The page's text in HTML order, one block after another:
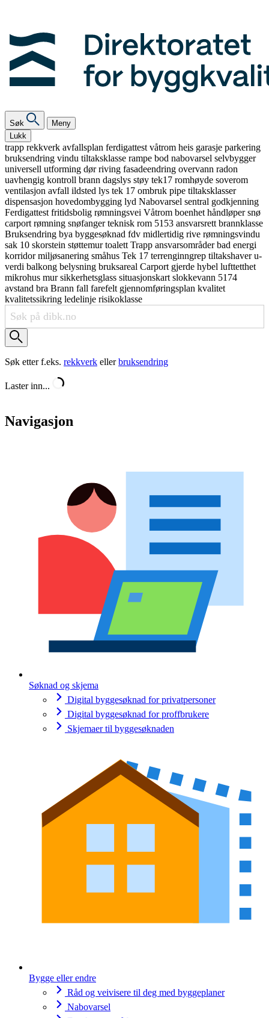
Søk
Meny
Lukk
trapp rekkverk avfallsplan ferdigattest våtrom heis garasje parkering
bruksendring vindu tiltaksklasse rampe bod nabovarsel selvbygger
universell utforming dørriving fasadeendring overvann radon
uavhengig kontroll brann dagslys støy tek17 romhøyde soverom
ventilasjon avfall ildsted lys tek 17 ombruk pipe tiltaksklasser
dispensasjon hovedombygging lyd Nabovarsel sentral godkjenning
Ferdigattest fritidsbolig rømningsvei Våtrom boenhet håndløpersnø
carport rømning snøfangerteknisk rom 5153 ansvarsrett brannklasse
Bruksendring bya byggesøknad fdv midlertidig rive rømningsvindu
sak 10 skorstein støttemurtoalett Trapp ansvarsområderbad energi
korridormiljøsanering småhus Tek 17 terrenginngrep tiltakshaveru-
verdi balkong belysning bruksareal Carport gjerde hybel lufttetthet
mikrohus mursikkerhetsglass situasjonskart slokkevann 5174
avstand bra Brann fall farefelt gjennomføringsplan kvalitet
kvalitetssikring ledelinje risikoklasse
Søk etter f.eks. rekkverk ellerbruksendring
Laster inn...
Navigasjon
Søknad og skjema
Digital byggesøknad for privatpersoner
Digital byggesøknad for proffbrukere
Skjemaer til byggesøknaden
Bygge eller endre
Råd og veivisere til deg med byggeplaner
Nabovarsel